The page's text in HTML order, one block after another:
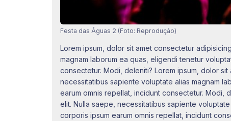
Festa das Águas 2 (Foto: Reprodução)
Lorem ipsum, dolor sit amet consectetur
magnam laborum ea quas, eligendi tenetur
consectetur. Modi, deleniti? Lorem ipsum, dolor
necessitatibus sapiente voluptate alias magnam
earum omnis repellat, incidunt consectetur. Modi,
elit. Nulla saepe, necessitatibus sapiente
corporis ipsum earum omnis repellat, incidunt